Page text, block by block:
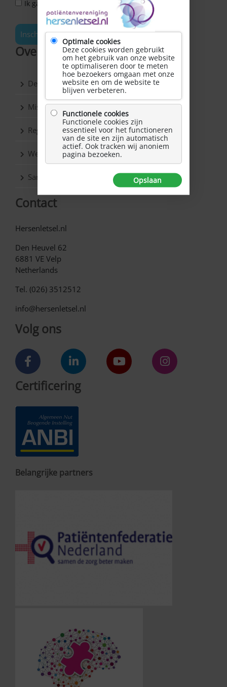
Ik ga akkoord met het Privacy Statement *
Inschrijven
Over Hersenletsel.nl
De vereniging
Missie & Visie
Regio’s
Werkgroepen
Samenwerkingspartners
Contact
Hersenletsel.nl
Den Heuvel 62
6881 VE Velp
Netherlands
Tel. (026) 3512512
info@hersenletsel.nl
Volg ons
Certificering
Belangrijke partners
Optimale cookies
Deze cookies worden gebruikt
om het gebruik van onze website
te optimaliseren door te meten
hoe bezoekers omgaan met onze
website en om de website te
blijven verbeteren.
Functionele cookies
Functionele cookies zijn
essentieel voor het functioneren
van de site en zijn automatisch
actief. Ook tracken wij anoniem
pagina bezoeken.
Opslaan